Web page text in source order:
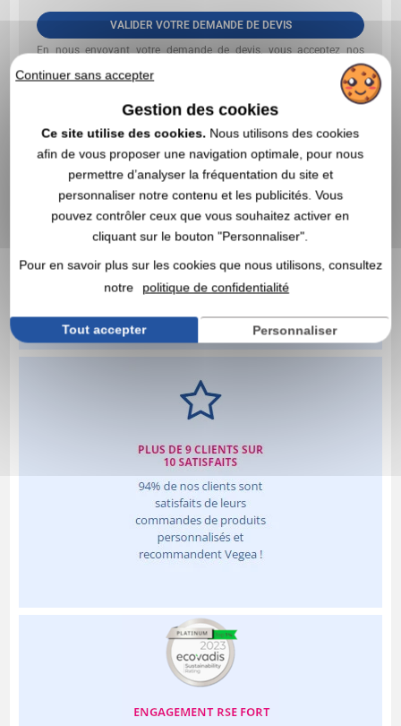
VALIDER VOTRE DEMANDE DE DEVIS
En nous envoyant votre demande de devis, vous acceptez nos
conditions générales d’utilisation et notre politique de
confidentialité des données
Continuer sans accepter
Gestion des cookies
Ce site utilise des cookies. Nous utilisons des cookies
afin de vous proposer une navigation optimale, pour nous
permettre d’analyser la fréquentation du site et
personnaliser notre contenu et les publicités. Vous
pouvez contrôler ceux que vous souhaitez activer en
cliquant sur le bouton "Personnaliser".
Pour en savoir plus sur les cookies que nous utilisons, consultez
notre
politique de confidentialité
Tout accepter Personnaliser